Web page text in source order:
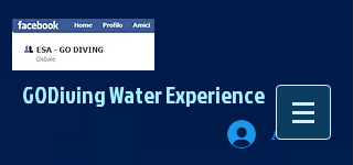
GODivingWater Experience
Accedi